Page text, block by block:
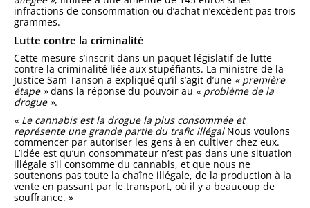
infractions de consommation ou d’achat n’excèdent pas trois
grammes.
Lutte contre la criminalité
Cette mesure s’inscrit dans un paquet législatif de lutte
contre la criminalité liée aux stupéfiants. La ministre de la
Justice Sam Tanson a expliqué qu’il s’agit d’une « première
étape »dans la réponse du pouvoir au « problème de la
drogue ».
« Le cannabis est la drogue la plus consommée et
représente une grande partie du trafic illégalNous voulons
commencer par autoriser les gens à en cultiver chez eux.
L’idée est qu’un consommateur n’est pas dans une situation
illégale s’il consomme du cannabis, et que nous ne
soutenons pas toute la chaîne illégale, de la production à la
vente en passant par le transport, où il y a beaucoup de
souffrance. »